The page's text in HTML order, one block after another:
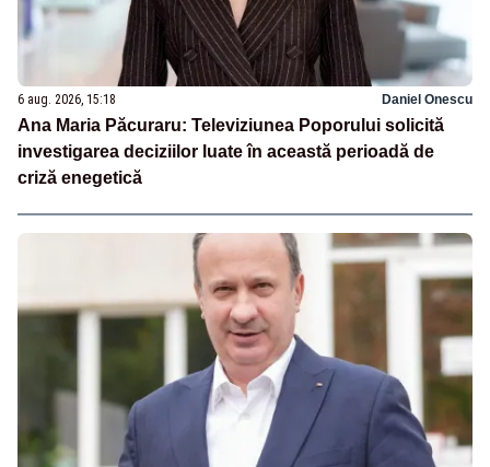
6 aug. 2026, 15:18 Daniel Onescu
Ana Maria Păcuraru: Televiziunea Poporului solicită
investigarea deciziilor luate în această perioadă de
criză enegetică